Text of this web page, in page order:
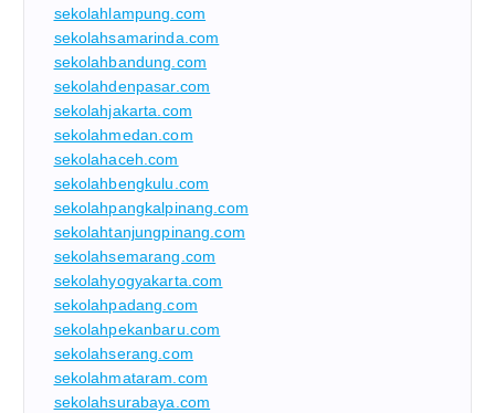
sekolahlampung.com
sekolahsamarinda.com
sekolahbandung.com
sekolahdenpasar.com
sekolahjakarta.com
sekolahmedan.com
sekolahaceh.com
sekolahbengkulu.com
sekolahpangkalpinang.com
sekolahtanjungpinang.com
sekolahsemarang.com
sekolahyogyakarta.com
sekolahpadang.com
sekolahpekanbaru.com
sekolahserang.com
sekolahmataram.com
sekolahsurabaya.com